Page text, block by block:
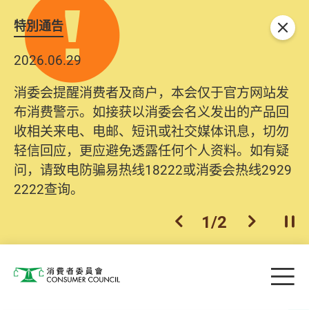
特別通告
2026.06.29
消委会提醒消费者及商户，本会仅于官方网站发
布消费警示。如接获以消委会名义发出的产品回
收相关来电、电邮、短讯或社交媒体讯息，切勿
轻信回应，更应避免透露任何个人资料。如有疑
问，请致电防骗易热线18222或消委会热线2929
2222查询。
上一个
1/2 下一个开
关闭
消费者委员会 目